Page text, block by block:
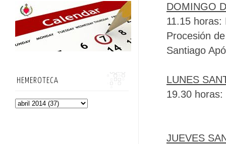
DOMINGO
11.15 horas:
Procesión
Santiago
LUNES
19.30 horas:
JUEVES
HEMEROTECA